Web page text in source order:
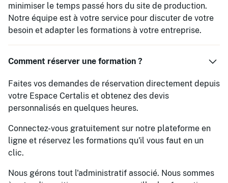
minimiser le temps passé hors du site de production.
Notre équipe est à votre service pour discuter de votre
besoin et adapter les formations à votre entreprise.
Comment réserver une formation ?
Faites vos demandes de réservation directement depuis
votre Espace Certalis et obtenez des devis
personnalisés en quelques heures.
Connectez-vous gratuitement sur notre plateforme en
ligne et réservez les formations qu'il vous faut en un
clic.
Nous gérons tout l'administratif associé. Nous sommes